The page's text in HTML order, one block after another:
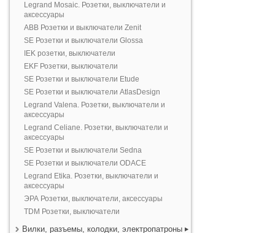
Legrand Mosaic. Розетки, выключатели и
аксессуары
ABB Розетки и выключатели Zenit
SE Розетки и выключатели Glossa
IEK розетки, выключатели
EKF Розетки, выключатели
SE Розетки и выключатели Etude
SE Розетки и выключатели AtlasDesign
Legrand Valena. Розетки, выключатели и
аксессуары
Legrand Celiane. Розетки, выключатели и
аксессуары
SE Розетки и выключатели Sedna
SE Розетки и выключатели ODACE
Legrand Etika. Розетки, выключатели и
аксессуары
ЭРА Розетки, выключатели, аксессуары
TDM Розетки, выключатели
Вилки, разъемы, колодки, электропатроны